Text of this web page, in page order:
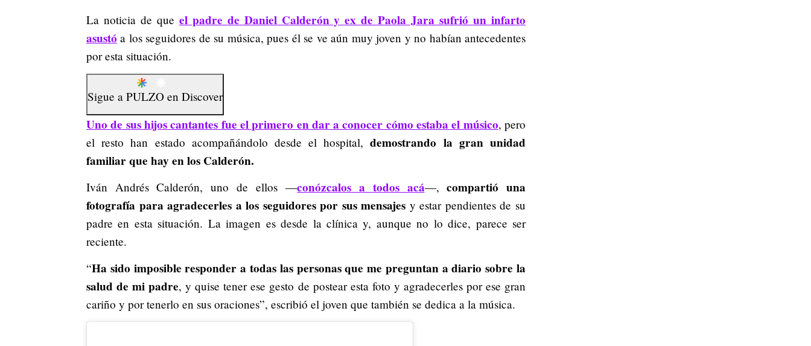
La noticia de que el padre de Daniel Calderón y ex de Paola Jara sufrió un infarto
asustó a los seguidores de su música, pues él se ve aún muy joven y no habían antecedentes
por esta situación.
Sigue a PULZO en Discover
Uno de sus hijos cantantes fue el primero en dar a conocer cómo estaba el músico, pero
el resto han estado acompañándolo desde el hospital,demostrando la gran unidad
familiar que hay en los Calderón.
Iván Andrés Calderón, uno de ellos —conózcalos a todos acá—,compartió una
fotografía para agradecerles a los seguidores por sus mensajes y estar pendientes de su
padre en esta situación. La imagen es desde la clínica y, aunque no lo dice, parece ser
reciente.
“Ha sido imposible responder a todas las personas que me preguntan a diario sobre la
salud de mi padre, y quise tener ese gesto de postear esta foto y agradecerles por ese gran
cariño y por tenerlo en sus oraciones”, escribió el joven que también se dedica a la música.